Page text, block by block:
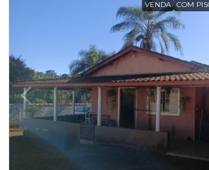
VENDA COM